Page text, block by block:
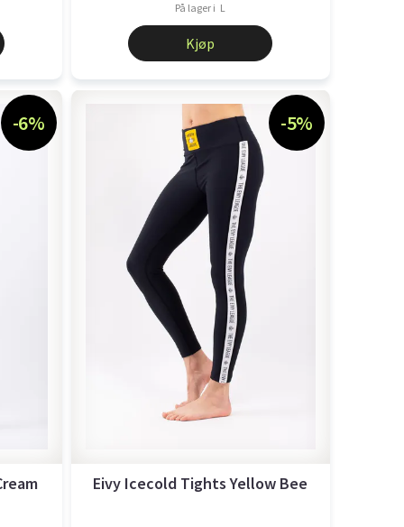
På lager i L
Kjøp
-6% -5%
Eivy Icecold Tights Yellow Bee